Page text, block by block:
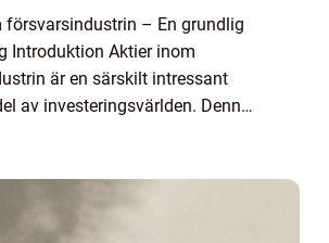
försvarsindustrin – En grundlig
Introduktion Aktier inom
är en särskilt intressant
av investeringsvärlden. Denna